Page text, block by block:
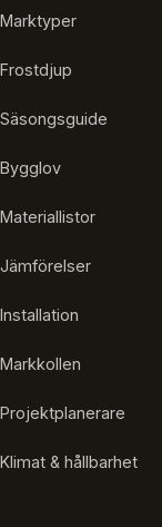
Marktyper
Frostdjup
Säsongsguide
Bygglov
Materiallistor
Jämförelser
Installation
Markkollen
Projektplanerare
Klimat & hållbarhet